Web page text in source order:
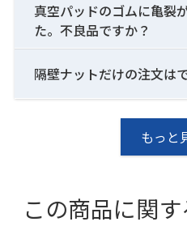
真空パッドのゴムに亀裂
た。不良品ですか？
隔壁ナットだけの注文は
もっと
この商品に関